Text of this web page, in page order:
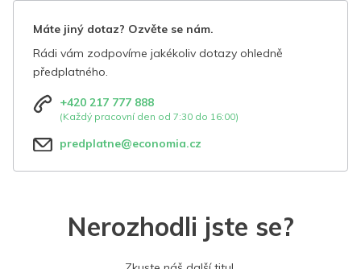
Máte jiný dotaz? Ozvěte se nám.
Rádi vám zodpovíme jakékoliv dotazy ohledně
předplatného.
+420 217 777 888
(Každý pracovní den od 7:30 do 16:00)
predplatne@economia.cz
Nerozhodli jste se?